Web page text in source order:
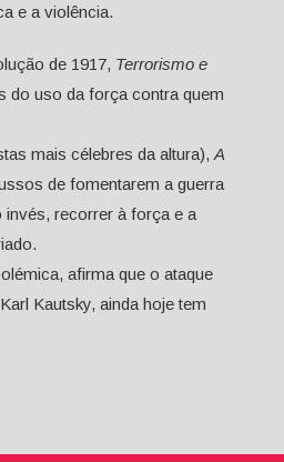
e a violência.
de 1917, Terrorismo e
do uso da força contra quem
mais célebres da altura), A
de fomentarem a guerra
invés, recorrer à força e a
afirma que o ataque
Kautsky, ainda hoje tem